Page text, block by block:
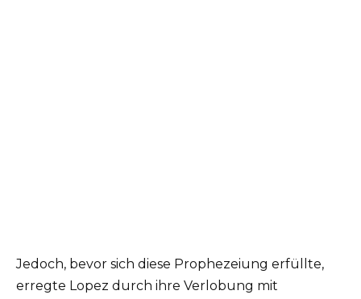
Jedoch, bevor sich diese Prophezeiung erfüllte,
erregte Lopez durch ihre Verlobung mit